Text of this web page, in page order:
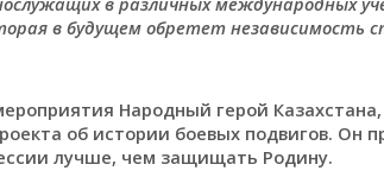
в будущем обретет независимость
Народный герой
об истории боевых подвигов. Он
лучше, чем защищать Родину.